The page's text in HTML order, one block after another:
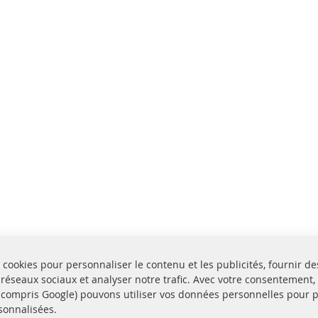
pour personnaliser le contenu et les publicités, fournir
sociaux et analyser notre trafic. Avec votre
Google) pouvons utiliser vos données personnelles pour